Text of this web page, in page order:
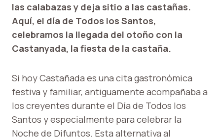
las calabazas y deja sitio a las castañas.
Aquí, el día de Todos los Santos,
celebramos la llegada del otoño con la
Castanyada, la fiesta de la castaña.
Si hoy Castañada es una cita gastronómica
festiva y familiar, antiguamente acompañaba a
los creyentes durante el Día de Todos los
Santos y especialmente para celebrar la
Noche de Difuntos. Esta alternativa al